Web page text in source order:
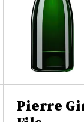
Pierre